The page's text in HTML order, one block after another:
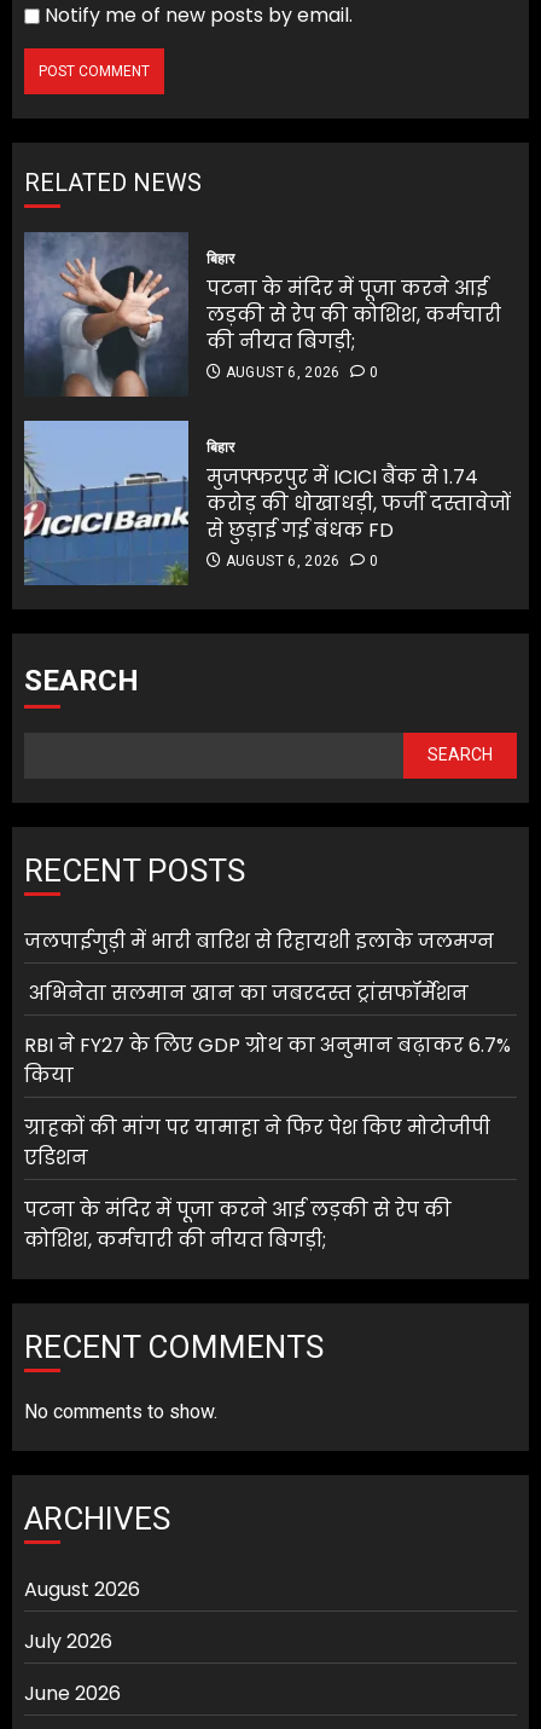
Notify me of new posts by email.
RELATED NEWS
बिहार
पटना के मंदिर में पूजा करने आई
लड़की से रेप की कोशिश, कर्मचारी
की नीयत बिगड़ी;
AUGUST 6, 2026 0
बिहार
मुजफ्फरपुर में ICICI बैंक से 1.74
करोड़ की धोखाधड़ी, फर्जी दस्तावेजों
से छुड़ाई गई बंधक FD
AUGUST 6, 2026 0
SEARCH
SEARCH
RECENT POSTS
जलपाईगुड़ी में भारी बारिश से रिहायशी इलाके जलमग्न
अभिनेता सलमान खान का जबरदस्त ट्रांसफॉर्मेशन
RBI ने FY27 के लिए GDP ग्रोथ का अनुमान बढ़ाकर 6.7%
किया
ग्राहकों की मांग पर यामाहा ने फिर पेश किए मोटोजीपी
एडिशन
पटना के मंदिर में पूजा करने आई लड़की से रेप की
कोशिश, कर्मचारी की नीयत बिगड़ी;
RECENT COMMENTS
No comments to show.
ARCHIVES
August 2026
July 2026
June 2026